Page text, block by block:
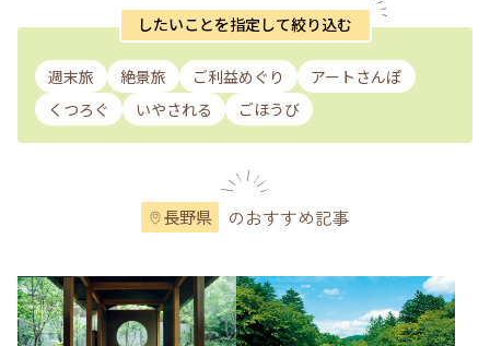
したいことを指定して絞り込む
週末旅 絶景旅 ご利益めぐり
アートさんぽ
くつろぐ
いやされる ごほうび
長野県 のおすすめ記事